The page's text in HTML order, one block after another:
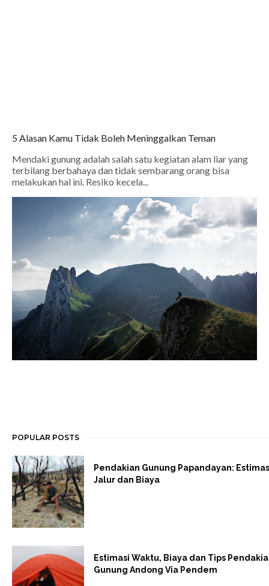
5 Alasan Kamu Tidak Boleh Meninggalkan Teman
Mendaki gunung adalah salah satu kegiatan alam liar yang
terbilang berbahaya dan tidak sembarang orang bisa
melakukan hal ini. Resiko kecela...
POPULAR POSTS
Pendakian Gunung Papandayan:
Jalur dan Biaya
Estimasi Waktu, Biaya dan Tips
Gunung Andong Via Pendem